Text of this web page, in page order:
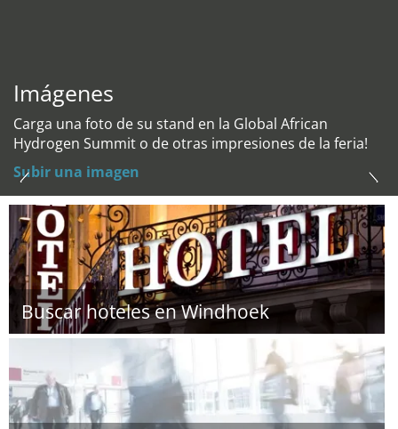
Imágenes
Carga una foto de su stand en la Global African
Hydrogen Summit o de otras impresiones de la feria!
Subir una imagen
Buscar hoteles en Windhoek